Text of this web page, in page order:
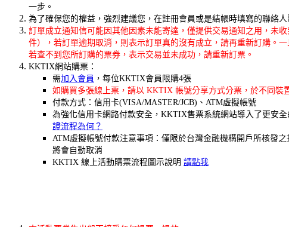
一步 。
為了確保您的權益，強烈建議您，在註冊會員或是結帳時填寫的聯絡
訂單成立通知信可能因其他因素未能寄達，僅提供交易通知之用，未
件），若訂單逾期取消，則表示訂單真的沒有成立，請再重新訂購。
若查不到您所訂購的票券，表示交易並未成功，請重新訂票。
KKTIX網站購票：
需加入會員 ，每位KKTIX會員限購4張
如購買多張線上票，請以 KKTIX 帳號分享方式分票，於不同
付款方式：信用卡(VISA/MASTER/JCB)、ATM虛擬帳號
為強化信用卡網路付款安全，KKTIX售票系統網站導入了更安
證流程為何？
ATM虛擬帳號付款注意事項：僅限於台灣金融機構開戶所核發
將會自動取消
KKTIX 線上活動購票流程圖示說明 請點我